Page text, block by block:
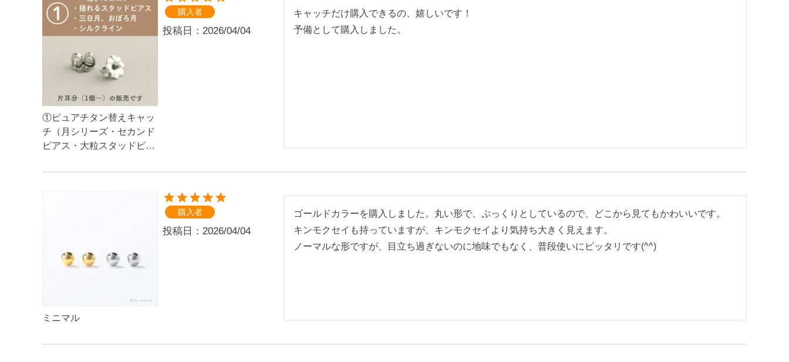
①ピュアチタン替えキャッ
チ（月シリーズ・セカンド
ピアス・大粒スタッドピア
購入者
投稿日 2026/04/04
キャッチだけ購入できるの、嬉しいです！
予備として購入しました。
ミニマル
購入者
投稿日 2026/04/04
ゴールドカラーを購入しました。丸い形で、ぷっくりとしているので、どこから見てもかわいいです。
キンモクセイも持っていますが、キンモクセイより気持ち大きく見えます。
ノーマルな形ですが、目立ち過ぎないのに地味でもなく、普段使いにピッタリです(^^)